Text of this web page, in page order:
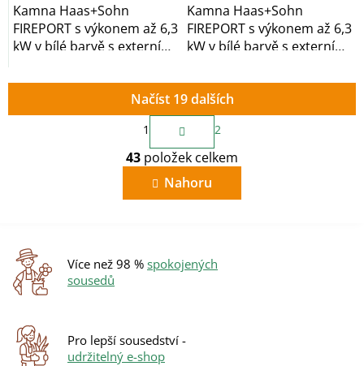
Kamna Haas+Sohn
FIREPORT s výkonem až 6,3
kW v bílé barvě s externím
Kamna Haas+Sohn
FIREPORT s výkonem až 6,3
kW v bílé barvě s externím
O
v
l
á
í
p
v
Načíst 19 dalších
S
t
r
á
n
k
o
í
1 2
43 položek celkem
Nahoru
Více než 98 % spokojených
sousedů
Pro lepší sousedství -
udržitelný e-shop